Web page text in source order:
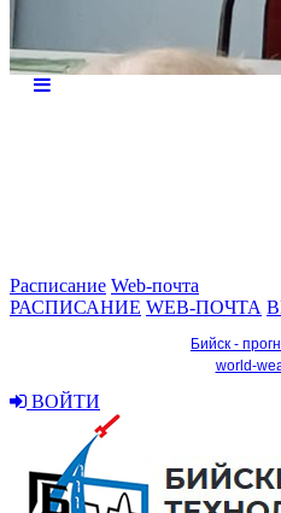
Расписание Web-почта
РАСПИСАНИЕ WEB-ПОЧТА
Бийск -
world-
ВОЙТИ